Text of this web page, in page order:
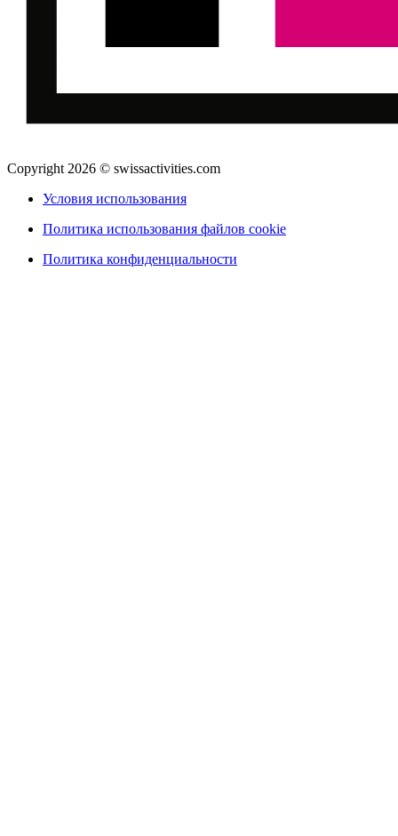
Copyright 2026 © swissactivities.com
Условия использования
Политика использования файлов cookie
Политика конфиденциальности